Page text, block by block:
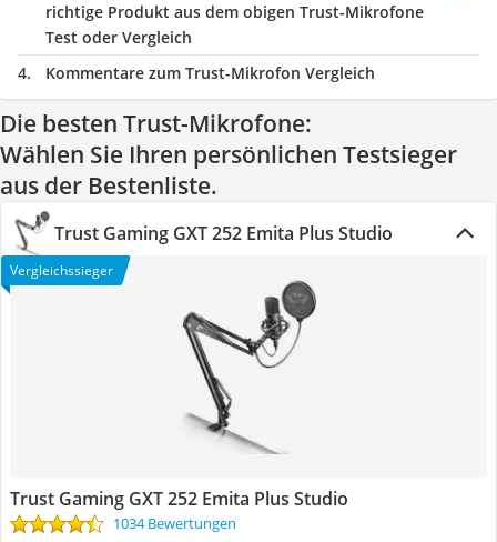
richtige Produkt aus dem obigen Trust-Mikrofone
Test oder Vergleich
Kommentare zum Trust-Mikrofon Vergleich
Die besten Trust-Mikrofone:
Wählen Sie Ihren persönlichen Testsieger
aus der Bestenliste.
Trust Gaming GXT 252 Emita Plus Studio
Vergleichssieger
Trust Gaming GXT 252 Emita Plus Studio
1034 Bewertungen